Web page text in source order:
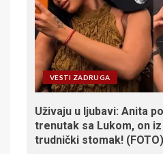
VESTI ZADRUGA
Uživaju u ljubavi: Anita
trenutak sa Lukom, on
trudnički stomak! (FOTO)